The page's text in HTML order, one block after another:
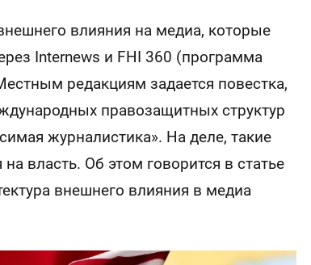
влияния на медиа, которые
Internews и FHI 360 (программа
редакциям задается повестка,
правозащитных структур
журналистика». На деле, такие
власть. Об этом говорится в статье
внешнего влияния в медиа